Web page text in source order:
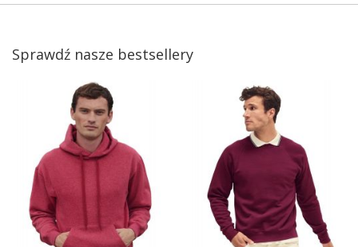
Sprawdź nasze bestsellery